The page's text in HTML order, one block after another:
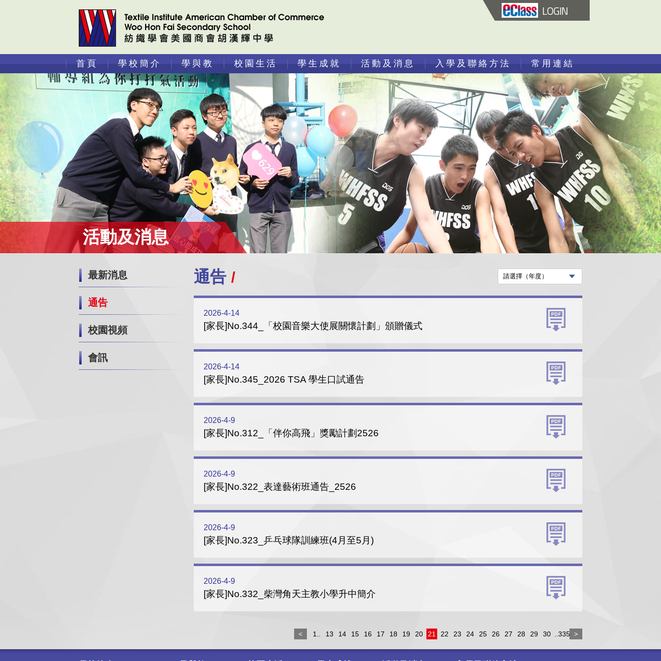
LOGIN
首頁 學校簡介 學與教 校園生活 學生成就 活動及消息 入學及聯絡方法 常用連結
活動及消息
最新消息
通告
校園視頻
會訊
通告
2026-4-14
[家長]No.344_「校園音樂大使展關懷計劃」頒贈儀式
2026-4-14
[家長]No.345_2026 TSA 學生口試通告
2026-4-9
[家長]No.312_「伴你高飛」獎勵計劃2526
2026-4-9
[家長]No.322_表達藝術班通告_2526
2026-4-9
[家長]No.323_乒乓球隊訓練班(4月至5月)
2026-4-9
[家長]No.332_柴灣角天主教小學升中簡介
< 1.. 13 14 15 16 17 18 19 20 21 22 23 24 25 26 27 28 29 30 ..335 >